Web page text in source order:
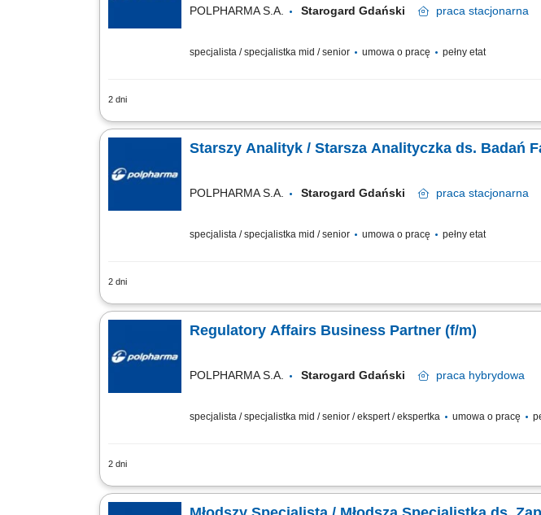
POLPHARMA S.A. Starogard Gdański praca stacjonarna
specjalista / specjalistka mid / senior umowa o pracę pełny etat
2 dni
Celem stanowiska jest zapewnienie eksperckiego wsparcia analitycznego dla
Starszy Analityk / Starsza Analityczka ds. Badań
POLPHARMA S.A. Starogard Gdański praca stacjonarna
specjalista / specjalistka mid / senior umowa o pracę pełny etat
2 dni
Zakres obowiązków: Prowadzenie zaawansowanych prac analitycznych
Regulatory Affairs Business Partner (f/m)
POLPHARMA S.A. Starogard Gdański praca hybrydowa
specjalista / specjalistka mid / senior / ekspert / ekspertka umowa o pracę
2 dni
Zakres obowiązków: przygotowywanie i aktualizacja dokumentacji